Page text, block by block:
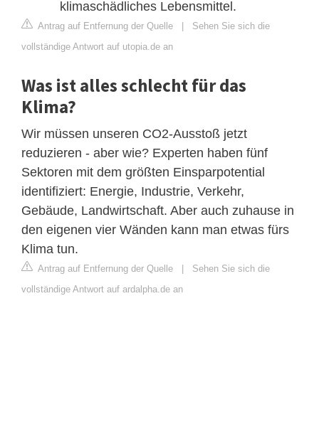
klimaschädliches Lebensmittel.
Antrag auf Entfernung der Quelle | Sehen Sie sich die
vollständige Antwort auf utopia.de an
Was ist alles schlecht für das
Klima?
Wir müssen unseren CO2-Ausstoß jetzt
reduzieren - aber wie? Experten haben fünf
Sektoren mit dem größten Einsparpotential
identifiziert: Energie, Industrie, Verkehr,
Gebäude, Landwirtschaft. Aber auch zuhause in
den eigenen vier Wänden kann man etwas fürs
Klima tun.
Antrag auf Entfernung der Quelle | Sehen Sie sich die
vollständige Antwort auf ardalpha.de an